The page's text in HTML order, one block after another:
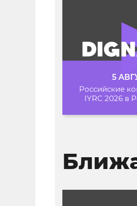
5
Российские
IYRC 2026 в